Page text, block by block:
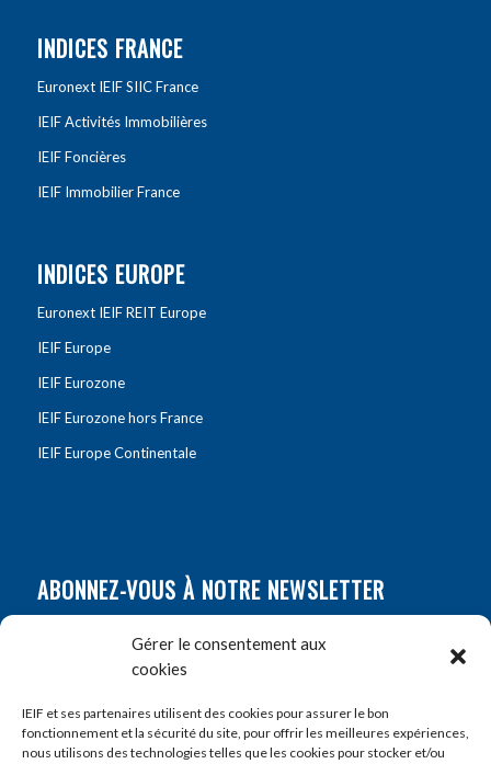
Gérer le consentement aux
cookies
IEIF et ses partenaires utilisent des cookies pour assurer le bon
fonctionnement et la sécurité du site, pour offrir les meilleures expériences,
nous utilisons des technologies telles que les cookies pour stocker et/ou
INDICES FRANCE
Euronext IEIF SIIC France
IEIF Activités Immobilières
IEIF Foncières
IEIF Immobilier France
INDICES EUROPE
Euronext IEIF REIT Europe
IEIF Europe
IEIF Eurozone
IEIF Eurozone hors France
IEIF Europe Continentale
ABONNEZ-VOUS À NOTRE NEWSLETTER
Prénom*